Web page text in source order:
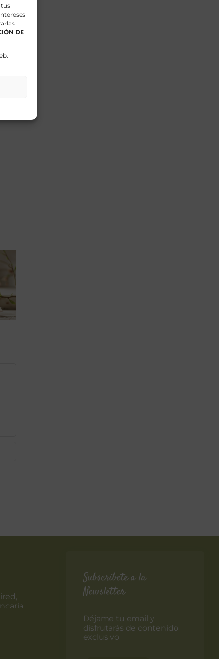
tus
DE
Subscríbete a la
Newsletter
Déjame tu email y
disfrutarás de contenido
exclusivo